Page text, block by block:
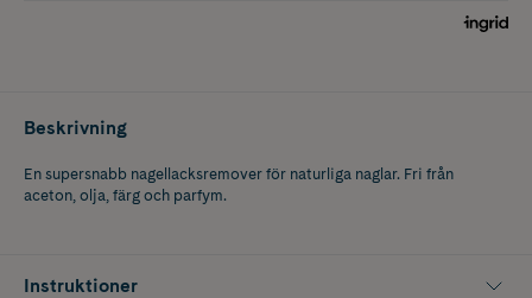
Beskrivning
En supersnabb nagellacksremover för naturliga naglar. Fri från
aceton, olja, färg och parfym.
Instruktioner